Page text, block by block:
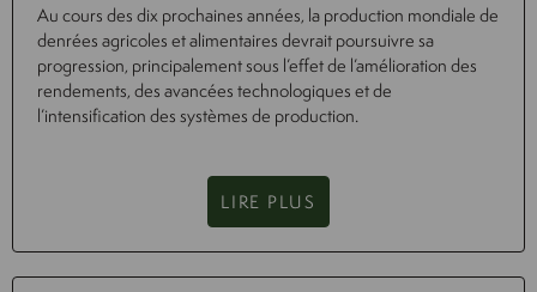
Au cours des dix prochaines années, la production mondiale de
denrées agricoles et alimentaires devrait poursuivre sa
progression, principalement sous l’effet de l’amélioration des
rendements, des avancées technologiques et de
l’intensification des systèmes de production.
LIRE PLUS